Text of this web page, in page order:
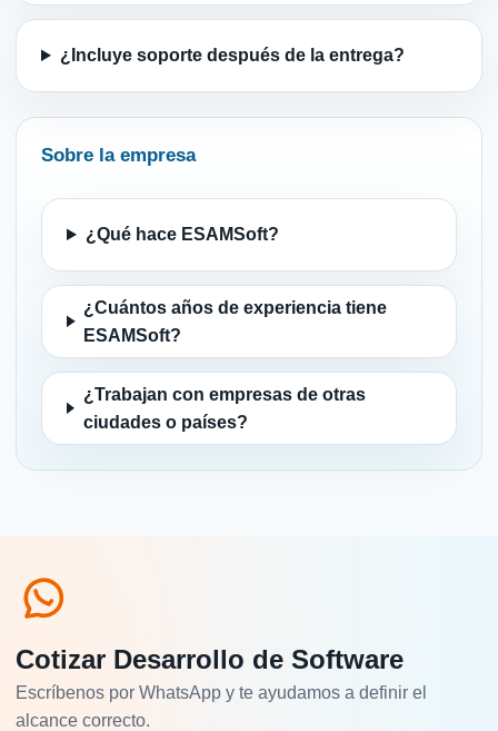
¿Incluye soporte después de la entrega?
Sobre la empresa
¿Qué hace ESAMSoft?
¿Cuántos años de experiencia tiene
ESAMSoft?
¿Trabajan con empresas de otras
ciudades o países?
Cotizar Desarrollo de Software
Escríbenos por WhatsApp y te ayudamos a definir el
alcance correcto.